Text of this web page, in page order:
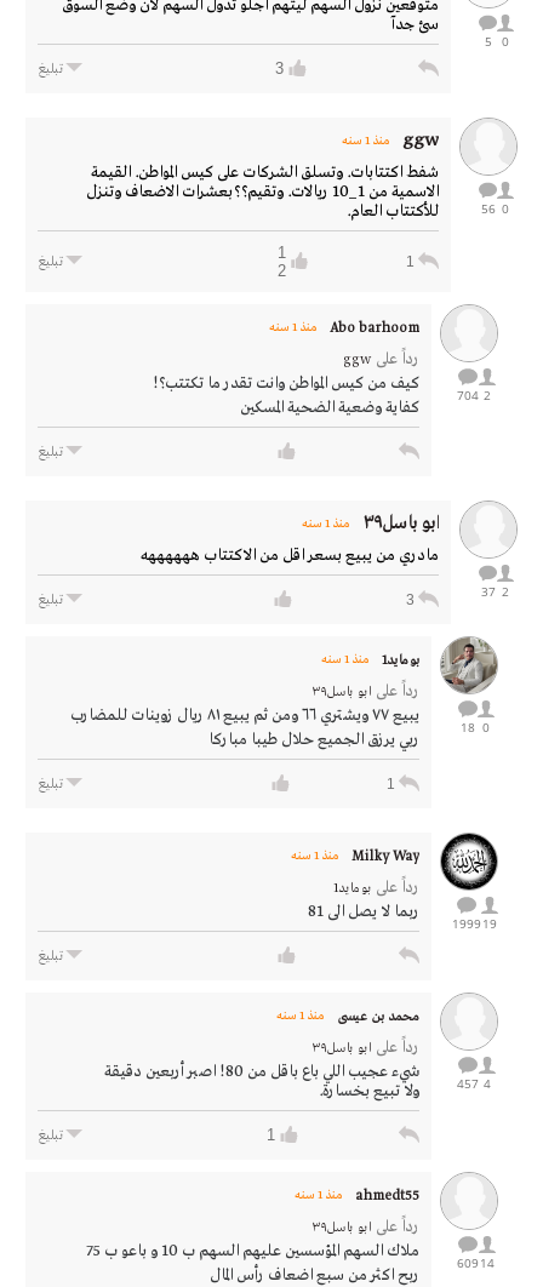
0
5
متوقعين نزول السهم ليتهم اجلو تدول السهم لان وضع السوق
سئ جدآ
3 تبليغ
0
56
ggw منذ 1 سنه
شفط اكتتابات. وتسلق الشركات على كيس المواطن. القيمة
الاسمية من 1_10 ريالات. وتقيم؟؟بعشرات الاضعاف وتنزل
للأكتتاب العام.
1
1
2
تبليغ
2
704
Abo barhoom منذ 1 سنه
رداً على ggw
كيف من كيس المواطن وانت تقدر ما تكتتب؟!
كفاية وضعية الضحية المسكين
تبليغ
2
37
ابو باسل٣٩ منذ 1 سنه
مادري من يبيع بسعر اقل من الاكتتاب ههههههه
3 تبليغ
0
18
بومايد1 منذ 1 سنه
رداً على ابو باسل٣٩
يبيع ٧٧ ويشتري ٦٦ ومن ثم يبيع ٨١ ريال زوينات للمضارب
ربي يرزق الجميع حلال طيبا مباركا
1 تبليغ
19
1999
Milky Way منذ 1 سنه
رداً على بومايد1
ربما لا يصل الى 81
تبليغ
4
457
محمد بن عيسى منذ 1 سنه
رداً على ابو باسل٣٩
شيء عجيب اللي باع باقل من 80! اصبر أربعين دقيقة
ولا تبيع بخسارة.
1 تبليغ
14
609
ahmedt55 منذ 1 سنه
رداً على ابو باسل٣٩
ملاك السهم المؤسسين عليهم السهم ب 10 و باعو ب 75
ربح اكثر من سبع اضعاف رأس المال